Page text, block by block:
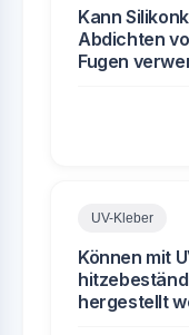
Kann
Abdichten
Fugen
UV-Kleber
Können mit
hergestellt